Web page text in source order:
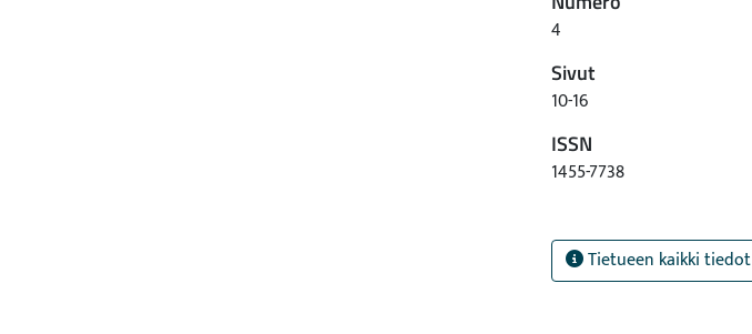
4
Sivut
10-16
ISSN
1455-7738
Tietueen kaikki tiedot